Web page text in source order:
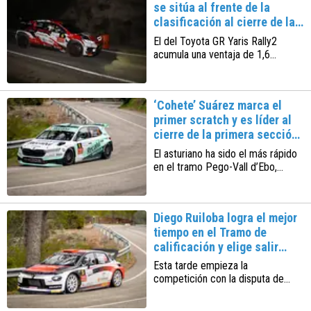
se sitúa al frente de la
clasificación al cierre de la
primera jornada
El del Toyota GR Yaris Rally2
acumula una ventaja de 1,6
últimos y decisivos tramos de la
competición
‘Cohete’ Suárez marca el
primer scratch y es líder al
cierre de la primera sección
del rallye
El asturiano ha sido el más rápido
en el tramo Pego-Vall d’Ebo,
general, ha establecido el mejor
crono en el TC2
Diego Ruiloba logra el mejor
tiempo en el Tramo de
calificación y elige salir
primero
Esta tarde empieza la
competición con la disputa de